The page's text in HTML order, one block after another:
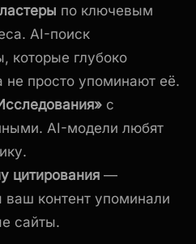
по ключевым
AI-поиск
которые глубоко
не просто упоминают её.
с
AI-модели любят
цитирования —
ваш контент упоминали
сайты.